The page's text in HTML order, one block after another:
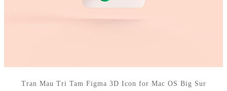
Tran Mau Tri Tam Figma 3D Icon for Mac OS Big Sur